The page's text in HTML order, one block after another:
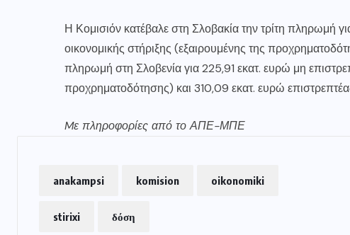
Η Κομισιόν κατέβαλε στη Σλοβακία την τρίτη πληρωμή
οικονομικής στήριξης (εξαιρουμένης της
πληρωμή στη Σλοβενία για 225,91 εκατ. ευρώ μη
προχρηματοδότησης) και 310,09 εκατ. ευρώ
Mε πληροφορίες από το ΑΠΕ-ΜΠΕ
anakampsi komision oikonomiki
stirixi δόση